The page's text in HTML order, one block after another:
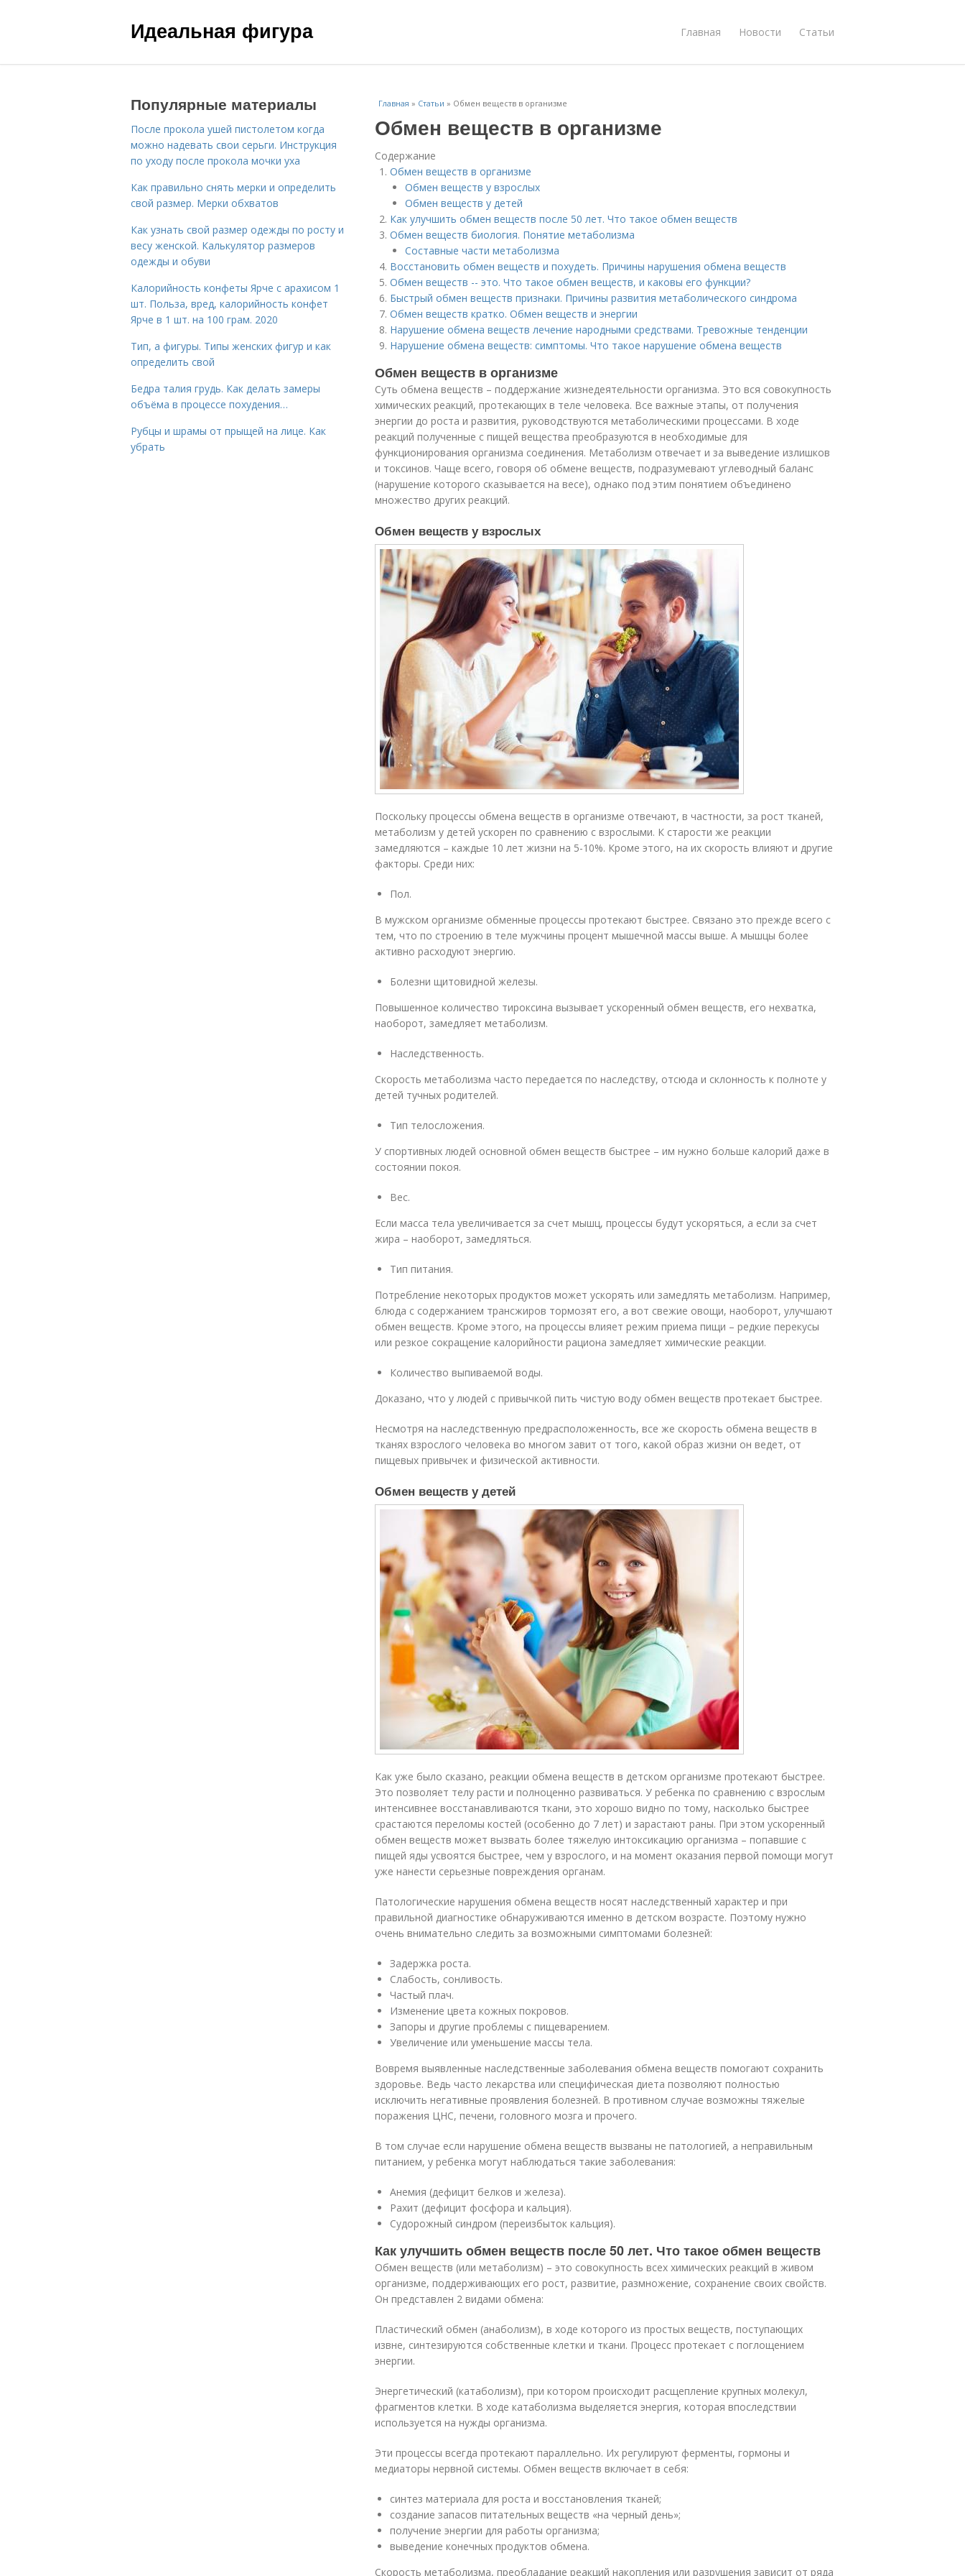
Идеальная фигура Главная Новости Статьи
Главная » Статьи » Обмен веществ в организме
Обмен веществ в организме
Содержание
Обмен веществ в организме
Обмен веществ у взрослых
Обмен веществ у детей
Как улучшить обмен веществ после 50 лет. Что такое обмен веществ
Обмен веществ биология. Понятие метаболизма
Составные части метаболизма
Восстановить обмен веществ и похудеть. Причины нарушения обмена веществ
Обмен веществ -- это. Что такое обмен веществ, и каковы его функции?
Быстрый обмен веществ признаки. Причины развития метаболического синдрома
Обмен веществ кратко. Обмен веществ и энергии
Нарушение обмена веществ лечение народными средствами. Тревожные тенденции
Нарушение обмена веществ: симптомы. Что такое нарушение обмена веществ
Обмен веществ в организме
Суть обмена веществ – поддержание жизнедеятельности организма. Это вся совокупность
химических реакций, протекающих в теле человека. Все важные этапы, от получения
энергии до роста и развития, руководствуются метаболическими процессами. В ходе
реакций полученные с пищей вещества преобразуются в необходимые для
функционирования организма соединения. Метаболизм отвечает и за выведение излишков
и токсинов. Чаще всего, говоря об обмене веществ, подразумевают углеводный баланс
(нарушение которого сказывается на весе), однако под этим понятием объединено
множество других реакций.
Обмен веществ у взрослых
Поскольку процессы обмена веществ в организме отвечают, в частности, за рост тканей,
метаболизм у детей ускорен по сравнению с взрослыми. К старости же реакции
замедляются – каждые 10 лет жизни на 5-10%. Кроме этого, на их скорость влияют и другие
факторы. Среди них:
Пол.
В мужском организме обменные процессы протекают быстрее. Связано это прежде всего с
тем, что по строению в теле мужчины процент мышечной массы выше. А мышцы более
активно расходуют энергию.
Болезни щитовидной железы.
Повышенное количество тироксина вызывает ускоренный обмен веществ, его нехватка,
наоборот, замедляет метаболизм.
Наследственность.
Скорость метаболизма часто передается по наследству, отсюда и склонность к полноте у
детей тучных родителей.
Тип телосложения.
У спортивных людей основной обмен веществ быстрее – им нужно больше калорий даже в
состоянии покоя.
Вес.
Если масса тела увеличивается за счет мышц, процессы будут ускоряться, а если за счет
жира – наоборот, замедляться.
Тип питания.
Потребление некоторых продуктов может ускорять или замедлять метаболизм. Например,
блюда с содержанием трансжиров тормозят его, а вот свежие овощи, наоборот, улучшают
обмен веществ. Кроме этого, на процессы влияет режим приема пищи – редкие перекусы
или резкое сокращение калорийности рациона замедляет химические реакции.
Количество выпиваемой воды.
Доказано, что у людей с привычкой пить чистую воду обмен веществ протекает быстрее.
Несмотря на наследственную предрасположенность, все же скорость обмена веществ в
тканях взрослого человека во многом завит от того, какой образ жизни он ведет, от
пищевых привычек и физической активности.
Обмен веществ у детей
Как уже было сказано, реакции обмена веществ в детском организме протекают быстрее.
Это позволяет телу расти и полноценно развиваться. У ребенка по сравнению с взрослым
интенсивнее восстанавливаются ткани, это хорошо видно по тому, насколько быстрее
срастаются переломы костей (особенно до 7 лет) и зарастают раны. При этом ускоренный
обмен веществ может вызвать более тяжелую интоксикацию организма – попавшие с
пищей яды усвоятся быстрее, чем у взрослого, и на момент оказания первой помощи могут
уже нанести серьезные повреждения органам.
Патологические нарушения обмена веществ носят наследственный характер и при
правильной диагностике обнаруживаются именно в детском возрасте. Поэтому нужно
очень внимательно следить за возможными симптомами болезней:
Задержка роста.
Слабость, сонливость.
Частый плач.
Изменение цвета кожных покровов.
Запоры и другие проблемы с пищеварением.
Увеличение или уменьшение массы тела.
Вовремя выявленные наследственные заболевания обмена веществ помогают сохранить
здоровье. Ведь часто лекарства или специфическая диета позволяют полностью
исключить негативные проявления болезней. В противном случае возможны тяжелые
поражения ЦНС, печени, головного мозга и прочего.
В том случае если нарушение обмена веществ вызваны не патологией, а неправильным
питанием, у ребенка могут наблюдаться такие заболевания:
Анемия (дефицит белков и железа).
Рахит (дефицит фосфора и кальция).
Судорожный синдром (переизбыток кальция).
Как улучшить обмен веществ после 50 лет. Что такое обмен веществ
Обмен веществ (или метаболизм) – это совокупность всех химических реакций в живом
организме, поддерживающих его рост, развитие, размножение, сохранение своих свойств.
Он представлен 2 видами обмена:
Пластический обмен (анаболизм), в ходе которого из простых веществ, поступающих
извне, синтезируются собственные клетки и ткани. Процесс протекает с поглощением
энергии.
Энергетический (катаболизм), при котором происходит расщепление крупных молекул,
фрагментов клетки. В ходе катаболизма выделяется энергия, которая впоследствии
используется на нужды организма.
Эти процессы всегда протекают параллельно. Их регулируют ферменты, гормоны и
медиаторы нервной системы. Обмен веществ включает в себя:
синтез материала для роста и восстановления тканей;
создание запасов питательных веществ «на черный день»;
получение энергии для работы организма;
выведение конечных продуктов обмена.
Скорость метаболизма, преобладание реакций накопления или разрушения зависит от ряда
Популярные материалы
После прокола ушей пистолетом когда
можно надевать свои серьги. Инструкция
по уходу после прокола мочки уха
Как правильно снять мерки и определить
свой размер. Мерки обхватов
Как узнать свой размер одежды по росту и
весу женской. Калькулятор размеров
одежды и обуви
Калорийность конфеты Ярче с арахисом 1
шт. Польза, вред, калорийность конфет
Ярче в 1 шт. на 100 грам. 2020
Тип, а фигуры. Типы женских фигур и как
определить свой
Бедра талия грудь. Как делать замеры
объёма в процессе похудения…
Рубцы и шрамы от прыщей на лице. Как
убрать